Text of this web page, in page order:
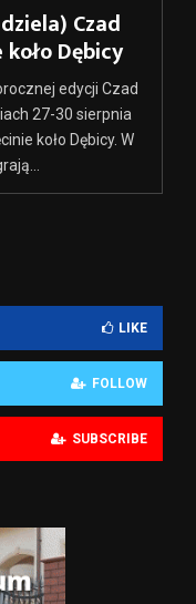
Czad
Dębicy
edycji Czad
27-30 sierpnia
koło Dębicy. W
LIKE
FOLLOW
SUBSCRIBE